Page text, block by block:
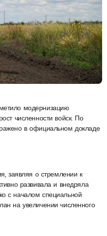
численности войск. По
в официальном докладе
заявляя о стремлении к
развивала и внедряла
с началом специальной
на увеличении численного